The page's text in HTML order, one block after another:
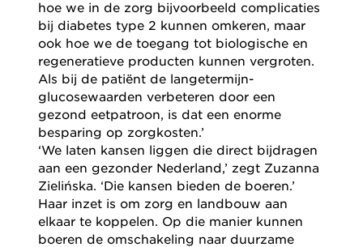
hoe we in de zorg bijvoorbeeld complicaties
bij diabetes type 2 kunnen omkeren, maar
ook hoe we de toegang tot biologische en
regeneratieve producten kunnen vergroten.
Als bij de patiënt de langetermijn-
glucosewaarden verbeteren door een
gezond eetpatroon, is dat een enorme
besparing op zorgkosten.’
‘We laten kansen liggen die direct bijdragen
aan een gezonder Nederland,’ zegt Zuzanna
Zielińska. ‘Die kansen bieden de boeren.’
Haar inzet is om zorg en landbouw aan
elkaar te koppelen. Op die manier kunnen
boeren de omschakeling naar duurzame